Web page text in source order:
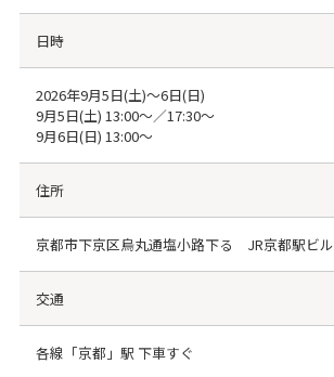
日時
2026年9月5日(土)～6日(日)
9月5日(土) 13:00〜／17:30〜
9月6日(日) 13:00〜
住所
京都市下京区烏丸通塩小路下る JR京都駅ビル
交通
各線「京都」駅 下車すぐ